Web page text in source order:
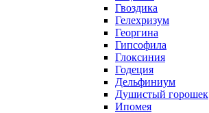
Гвоздика
Гелехризум
Георгина
Гипсофила
Глоксиния
Годеция
Дельфиниум
Душистый горошек
Ипомея